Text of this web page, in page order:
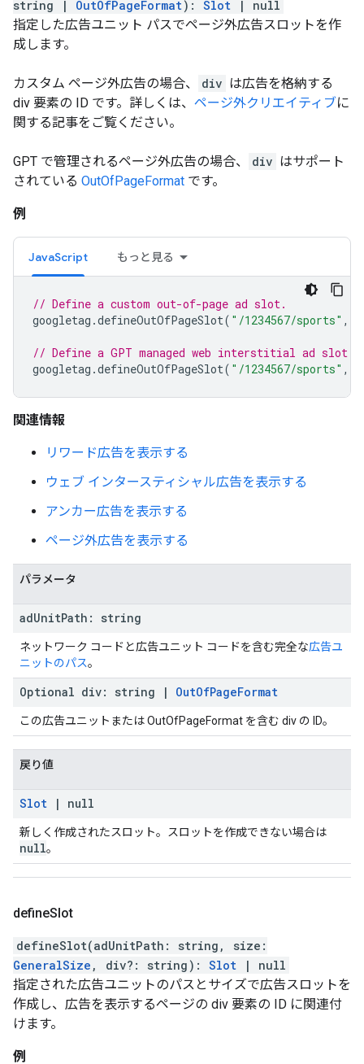
string | OutOfPageFormat) : Slot | null
指定した広告ユニット パスでページ外広告スロットを作
成します。
カスタム ページ外広告の場合、 div は広告を格納する
div 要素の ID です。詳しくは、 ページ外クリエイティブに
関する記事をご覧ください。
GPT で管理されるページ外広告の場合、 div はサポート
されている OutOfPageFormat です。
例
JavaScript もっと見る
// Define a custom out-of-page ad slot.
googletag .defineOutOfPageSlot( "/1234567/sports" ,
// Define a GPT managed web interstitial ad slot.
googletag .defineOutOfPageSlot( "/1234567/sports" ,
関連情報
リワード広告を表示する
ウェブ インタースティシャル広告を表示する
アンカー広告を表示する
ページ外広告を表示する
パラメータ
adUnitPath : string
ネットワーク コードと広告ユニット コードを含む完全な広告ユ
ニットのパス。
Optional div: string | OutOfPageFormat
この広告ユニットまたは OutOfPageFormat を含む div の ID。
戻り値
Slot | null
新しく作成されたスロット。スロットを作成できない場合は
null。
defineSlot
defineSlot(adUnitPath : string , size :
GeneralSize , div?: string ) : Slot | null
指定された広告ユニットのパスとサイズで広告スロットを
作成し、広告を表示するページの div 要素の ID に関連付
けます。
例